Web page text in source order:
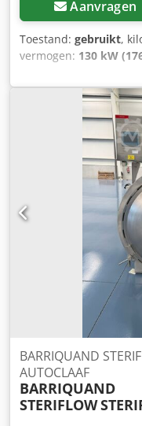
Aanvragen
Toestand: gebruikt,
vermogen: 130 kW
mm, brandstof:diesel
aantal versnellingen:7
zitplaatsen:2,
mistlampen,
deuren: 2
Technische
Motorinhoud: 2.998 cc
Codpfx Ajy Dn
3.500 kg
Minosstraat 8 5048CK
accessoires = -
hoogte verstelbare
Startonderbreker -
BARRIQUAND
AUTOCLAAF
BARRIQUAND
STERIFLOW